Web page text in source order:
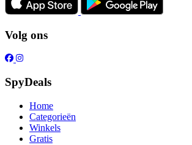
Volg ons
SpyDeals
Home
Categorieën
Winkels
Gratis